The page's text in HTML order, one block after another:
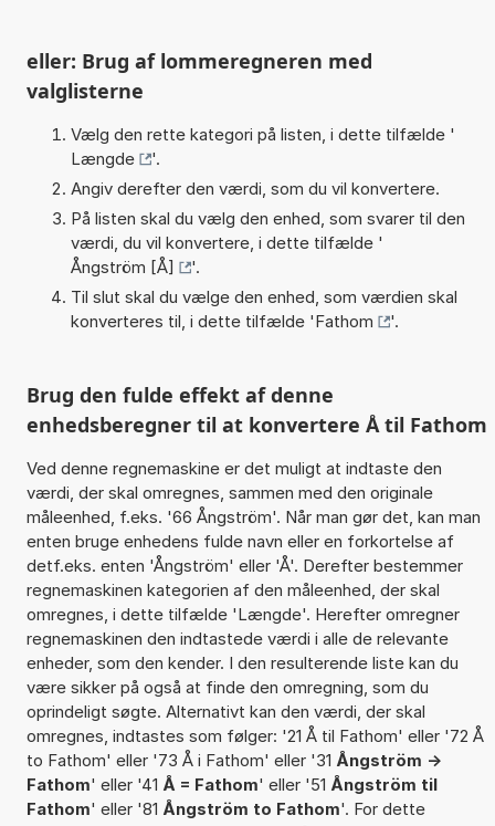
eller: Brug af lommeregneren med
valglisterne
Vælg den rette kategori på listen, i dette tilfælde '
Længde
'.
Angiv derefter den værdi, som du vil konvertere.
På listen skal du vælg den enhed, som svarer til den
værdi, du vil konvertere, i dette tilfælde '
Ångström [Å]
'.
Til slut skal du vælge den enhed, som værdien skal
konverteres til, i dette tilfælde 'Fathom '.
Brug den fulde effekt af denne
enhedsberegner til at konvertere Å til Fathom
Ved denne regnemaskine er det muligt at indtaste den
værdi, der skal omregnes, sammen med den originale
måleenhed, f.eks. '66 Ångström'. Når man gør det, kan man
enten bruge enhedens fulde navn eller en forkortelse af
detf.eks. enten 'Ångström' eller 'Å'. Derefter bestemmer
regnemaskinen kategorien af den måleenhed, der skal
omregnes, i dette tilfælde 'Længde'. Herefter omregner
regnemaskinen den indtastede værdi i alle de relevante
enheder, som den kender. I den resulterende liste kan du
være sikker på også at finde den omregning, som du
oprindeligt søgte. Alternativt kan den værdi, der skal
omregnes, indtastes som følger: '21 Å til Fathom' eller '72 Å
to Fathom' eller '73 Å i Fathom' eller '31 Ångström ->
Fathom' eller '41 Å = Fathom' eller '51 Ångström til
Fathom' eller '81 Ångström to Fathom'. For dette